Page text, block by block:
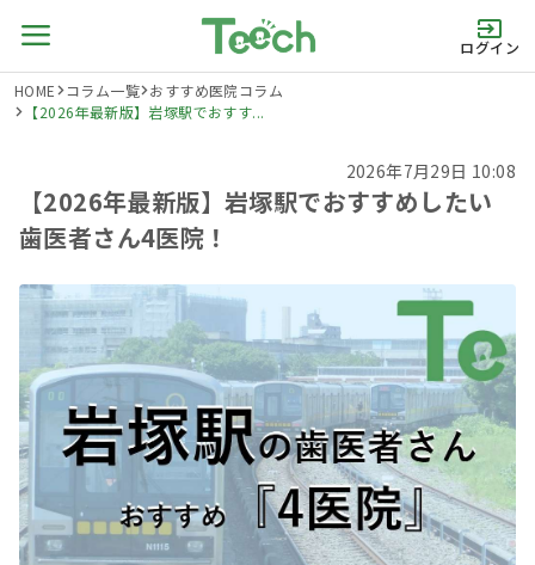
ログイン
HOME コラム一覧 おすすめ医院コラム
【2026年最新版】岩塚駅でおすす...
2026年7月29日 10:08
【2026年最新版】岩塚駅でおすすめしたい
歯医者さん4医院！